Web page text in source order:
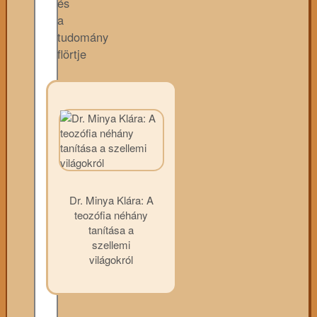
a
tudomány
flörtje
Dr. Minya Klára: A
teozófia néhány
tanítása a
szellemi
világokról